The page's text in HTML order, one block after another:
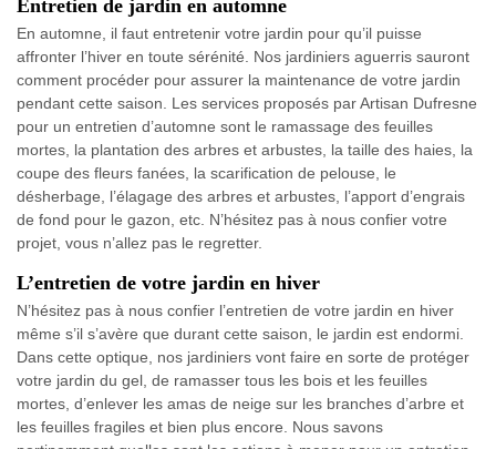
Entretien de jardin en automne
En automne, il faut entretenir votre jardin pour qu’il puisse
affronter l’hiver en toute sérénité. Nos jardiniers aguerris sauront
comment procéder pour assurer la maintenance de votre jardin
pendant cette saison. Les services proposés par Artisan Dufresne
pour un entretien d’automne sont le ramassage des feuilles
mortes, la plantation des arbres et arbustes, la taille des haies, la
coupe des fleurs fanées, la scarification de pelouse, le
désherbage, l’élagage des arbres et arbustes, l’apport d’engrais
de fond pour le gazon, etc. N’hésitez pas à nous confier votre
projet, vous n’allez pas le regretter.
L’entretien de votre jardin en hiver
N’hésitez pas à nous confier l’entretien de votre jardin en hiver
même s’il s’avère que durant cette saison, le jardin est endormi.
Dans cette optique, nos jardiniers vont faire en sorte de protéger
votre jardin du gel, de ramasser tous les bois et les feuilles
mortes, d’enlever les amas de neige sur les branches d’arbre et
les feuilles fragiles et bien plus encore. Nous savons